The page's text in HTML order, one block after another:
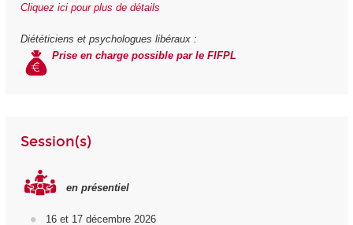
Cliquez ici pour plus de détails
Diététiciens et psychologues libéraux :
Prise en charge possible par le FIFPL
Session(s)
en présentiel
16 et 17 décembre 2026